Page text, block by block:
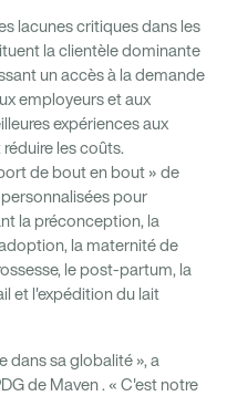
lacunes critiques dans les
la clientèle dominante
un accès à la demande
employeurs et aux
expériences aux
les coûts.
de bout en bout » de
pour
la préconception, la
la maternité de
le post-partum, la
et l'expédition du lait
dans sa globalité », a
de Maven. « C'est notre